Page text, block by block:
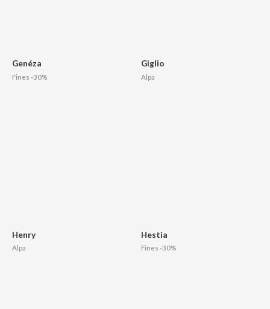
Genéza
Fines -30%
Giglio
Alpa
Henry
Alpa
Hestia
Fines -30%